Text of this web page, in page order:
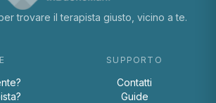
trovare il terapista giusto, vicino a te.
SUPPORTO
Contatti
Guide